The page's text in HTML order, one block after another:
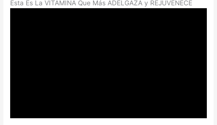
Esta Es La VITAMINA Que Más ADELGAZA y REJUVENECE